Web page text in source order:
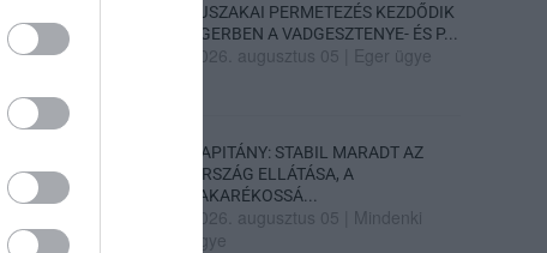
ÉJSZAKAI PERMETEZÉS KEZDŐDIK
EGERBEN A VADGESZTENYE- ÉS P...
2026. augusztus 05 Eger ügye
KAPITÁNY: STABIL MARADT AZ
ORSZÁG ELLÁTÁSA, A
TAKARÉKOSSÁ...
2026. augusztus 05
Mindenki
ügye